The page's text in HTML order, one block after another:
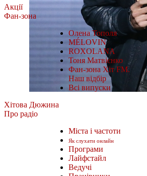
Акції
Фан-зона
Олена Тополя
MÉLOVIN
ROXOLANA
Тоня Матвієнко
Фан-зона Хіт FM.
Наш відбір
Всі випуски
Хітова Дюжина
Про радіо
Міста і частоти
Як слухати онлайн
Програми
Лайфстайл
Ведучі